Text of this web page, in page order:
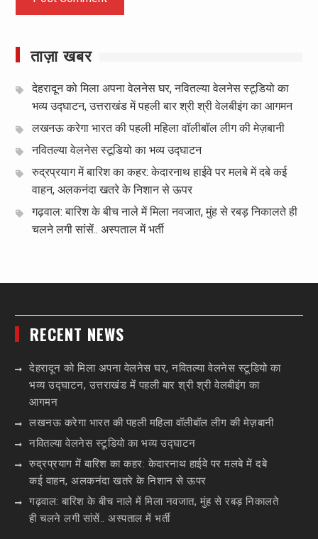
ताज़ा खबर
देहरादून को मिला अपना वेलनेस घर, नवितल्या वेलनेस स्टूडियो का
भव्य उद्घाटन, उत्तराखंड में पहली बार श्री श्री वेलबीइंग का आगमन
लखनऊ करेगा भारत की पहली महिला वॉलीबॉल लीग की मेज़बानी
नवितल्या वेलनेस स्टूडियो का भव्य उद्घाटन
रुद्रप्रयाग में बारिश का कहर: केदारनाथ हाईवे पर मलबे में दबे कई
वाहन, अलकनंदा खतरे के निशान से ऊपर
गढ़वाल: बारिश के बीच नाले में मिला नवजात, मुंह से रबड़ निकालते ही
चलने लगी सांसें.. अस्पताल में भर्ती
RECENT NEWS
देहरादून को मिला अपना वेलनेस घर, नवितल्या वेलनेस स्टूडियो का
भव्य उद्घाटन, उत्तराखंड में पहली बार श्री श्री वेलबीइंग का
आगमन
लखनऊ करेगा भारत की पहली महिला वॉलीबॉल लीग की मेज़बानी
नवितल्या वेलनेस स्टूडियो का भव्य उद्घाटन
रुद्रप्रयाग में बारिश का कहर: केदारनाथ हाईवे पर मलबे में दबे
कई वाहन, अलकनंदा खतरे के निशान से ऊपर
गढ़वाल: बारिश के बीच नाले में मिला नवजात, मुंह से रबड़ निकालते
ही चलने लगी सांसें.. अस्पताल में भर्ती